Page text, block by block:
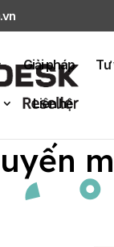
Giải pháp Tư
Liên hệ